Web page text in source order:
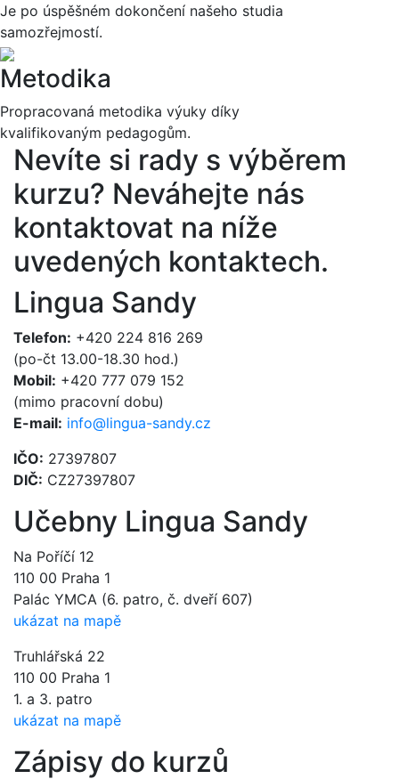
Je po úspěšném dokončení našeho studia
samozřejmostí.
Metodika
Propracovaná metodika výuky díky
kvalifikovaným pedagogům.
Nevíte si rady s výběrem
kurzu? Neváhejte nás
kontaktovat na níže
uvedených kontaktech.
Lingua Sandy
Telefon: +420 224 816 269
(po-čt 13.00-18.30 hod.)
Mobil: +420 777 079 152
(mimo pracovní dobu)
E-mail: info@lingua-sandy.cz
IČO: 27397807
DIČ: CZ27397807
Učebny Lingua Sandy
Na Poříčí 12
110 00 Praha 1
Palác YMCA (6. patro, č. dveří 607)
ukázat na mapě
Truhlářská 22
110 00 Praha 1
1. a 3. patro
ukázat na mapě
Zápisy do kurzů